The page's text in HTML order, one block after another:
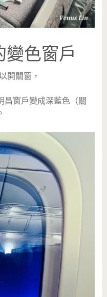
變色窗戶
開關窗，
昌窗戶變成深藍色（關